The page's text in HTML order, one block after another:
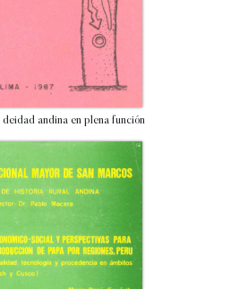
deidad andina en plena función